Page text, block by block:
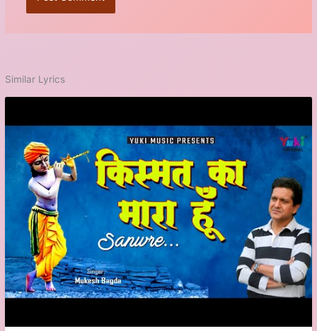
Similar Lyrics